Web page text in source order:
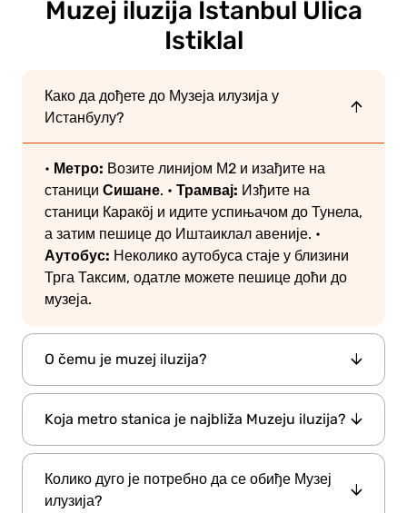
Muzej iluzija Istanbul Ulica
Istiklal
Како да дођете до Музеја илузија у
Истанбулу?
• Метро: Возите линијом М2 и изађите на
станици Сишане. • Трамвај: Изђите на
станици Каракöј и идите успињачом до Тунела,
а затим пешице до Иштаиклал авеније. •
Аутобус: Неколико аутобуса стаје у близини
Трга Таксим, одатле можете пешице доћи до
музеја.
O čemu je muzej iluzija?
Muzej iluzija je interaktivno iskustvo usmereno
na vizuelnu percepciju i nauku o iluziji. Sadrži
više od 60 instalacija, uključujući rotirajuće
tunele, sobe naglavačke, holograme,
stereograme i zagonetke koje „stimulišu“
Koja metro stanica je najbliža Muzeju iluzija?
Najbliža metro stanica do muzeja Istanbul
Museum of Illusions je
Stanica Sishane
na M2
Колико дуго је потребно да се обиђе Музеј
илузија?